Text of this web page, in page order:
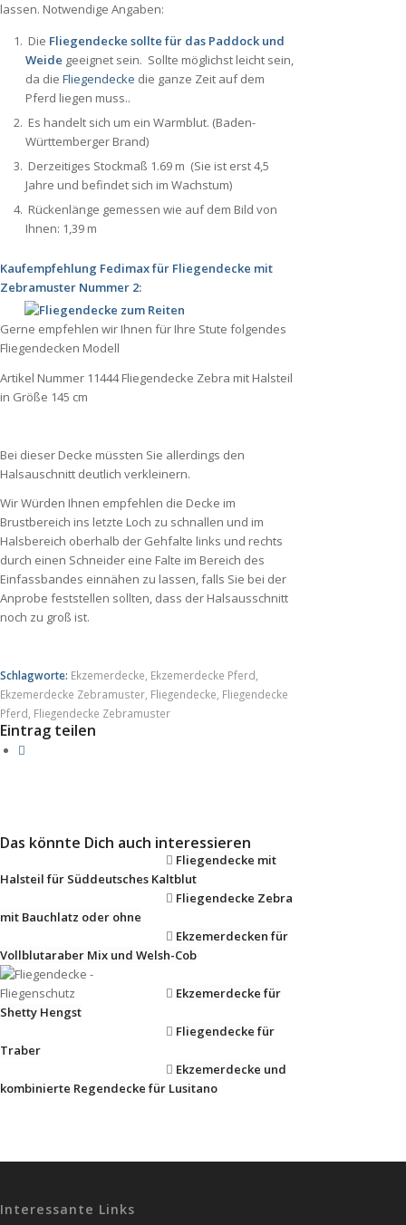
lassen. Notwendige Angaben:
Die Fliegendecke sollte für das Paddock und
Weide geeignet sein. Sollte möglichst leicht sein,
da die Fliegendecke die ganze Zeit auf dem
Pferd liegen muss..
Es handelt sich um ein Warmblut. (Baden-
Württemberger Brand)
Derzeitiges Stockmaß 1.69 m (Sie ist erst 4,5
Jahre und befindet sich im Wachstum)
Rückenlänge gemessen wie auf dem Bild von
Ihnen: 1,39 m
Kaufempfehlung Fedimax für Fliegendecke mit
Zebramuster Nummer 2:
Gerne empfehlen wir Ihnen für Ihre Stute folgendes
Fliegendecken Modell
Artikel Nummer 11444 Fliegendecke Zebra mit Halsteil
in Größe 145 cm
Bei dieser Decke müssten Sie allerdings den
Halsauschnitt deutlich verkleinern.
Wir Würden Ihnen empfehlen die Decke im
Brustbereich ins letzte Loch zu schnallen und im
Halsbereich oberhalb der Gehfalte links und rechts
durch einen Schneider eine Falte im Bereich des
Einfassbandes einnähen zu lassen, falls Sie bei der
Anprobe feststellen sollten, dass der Halsausschnitt
noch zu groß ist.
Schlagworte: Ekzemerdecke Ekzemerdecke Pferd
Ekzemerdecke Zebramuster Fliegendecke Fliegendecke
Pferd Fliegendecke Zebramuster
Eintrag teilen
Das könnte Dich auch interessieren
Fliegendecke mit
Halsteil für Süddeutsches Kaltblut
Fliegendecke Zebra
mit Bauchlatz oder ohne
Ekzemerdecken für
Vollblutaraber Mix und Welsh-Cob
Ekzemerdecke für
Shetty Hengst
Fliegendecke für
Traber
Ekzemerdecke und
kombinierte Regendecke für Lusitano
Interessante Links